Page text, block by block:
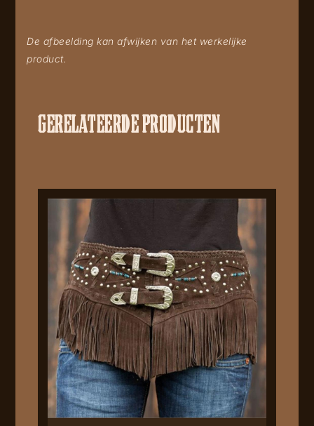
De afbeelding kan afwijken van het werkelijke
product.
GERELATEERDE PRODUCTEN